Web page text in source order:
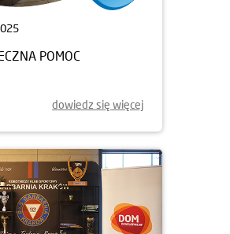
POMOC
dowiedz się więcej